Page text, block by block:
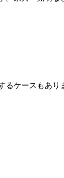
るケースもあり